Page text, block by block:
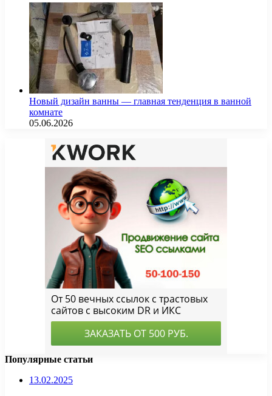
Новый дизайн ванны — главная тенденция в ванной
комнате
05.06.2026
Популярные статьи
13.02.2025